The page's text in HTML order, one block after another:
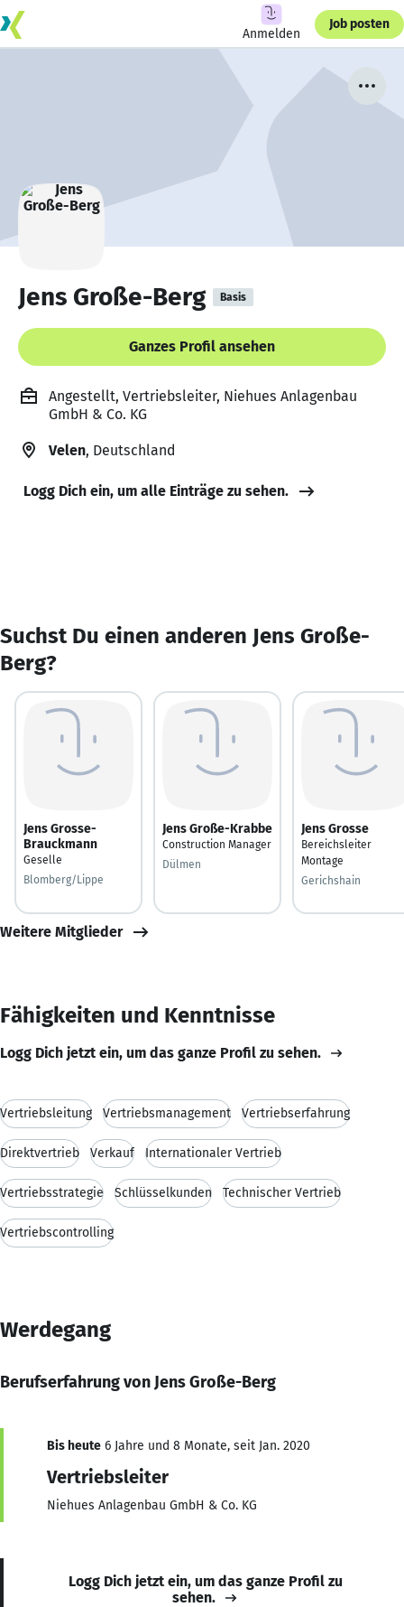
Anmelden
Job posten
Jens Große-Berg Basis
Ganzes Profil ansehen
Angestellt, Vertriebsleiter, Niehues Anlagenbau
GmbH & Co. KG
Velen, Deutschland
Logg Dich ein, um alle Einträge zu sehen.
Suchst Du einen anderen Jens Große-
Berg?
Jens Grosse-
Brauckmann
Geselle
Blomberg/Lippe
Jens Große-Krabbe
Construction Manager
Dülmen
Jens Grosse
Bereichsleiter
Montage
Gerichshain
Weitere Mitglieder
Fähigkeiten und Kenntnisse
Logg Dich jetzt ein, um das ganze Profil zu sehen.
Vertriebsleitung Vertriebsmanagement Vertriebserfahrung
Direktvertrieb Verkauf Internationaler Vertrieb
Vertriebsstrategie Schlüsselkunden Technischer Vertrieb
Vertriebscontrolling
Werdegang
Berufserfahrung von Jens Große-Berg
Bis heute 6 Jahre und 8 Monate, seit Jan. 2020
Vertriebsleiter
Niehues Anlagenbau GmbH & Co. KG
Logg Dich jetzt ein, um das ganze Profil zu
sehen.